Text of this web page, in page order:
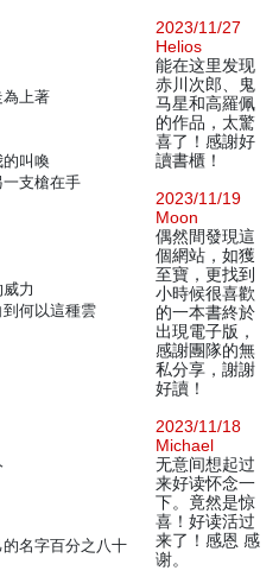
上著
叫喚
支槍在手
力
何以這種雲
名字百分之八十
2023/11/27
Helios
能在这里发现
赤川次郎、鬼
马星和高羅佩
的作品，太驚
喜了！感謝好
讀書櫃！
2023/11/19
Moon
偶然間發現這
個網站，如獲
至寶，更找到
小時候很喜歡
的一本書終於
出現電子版，
感謝團隊的無
私分享，謝謝
好讀！
2023/11/18
Michael
无意间想起过
来好读怀念一
下。竟然是惊
喜！好读活过
来了！感恩 感
谢。